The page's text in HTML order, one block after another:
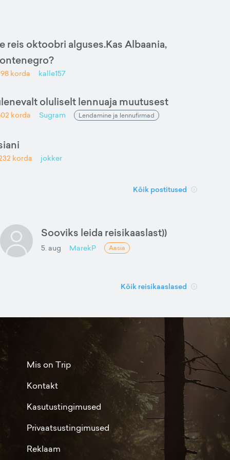
reis oktoobri alguses.Kas Albaania,
korda kalle157
oluliselt lennuaja muutusest
korda Sugram Lendamine ja lennufirmad
korda jokker
Kõik postitused
Sooviks leida reisikaaslast))
5. aug MarekP Aasia
Kõik reisikaaslased
Mis on Trip
Kontakt
Kasutustingimused
Privaatsustingimused
Reklaam